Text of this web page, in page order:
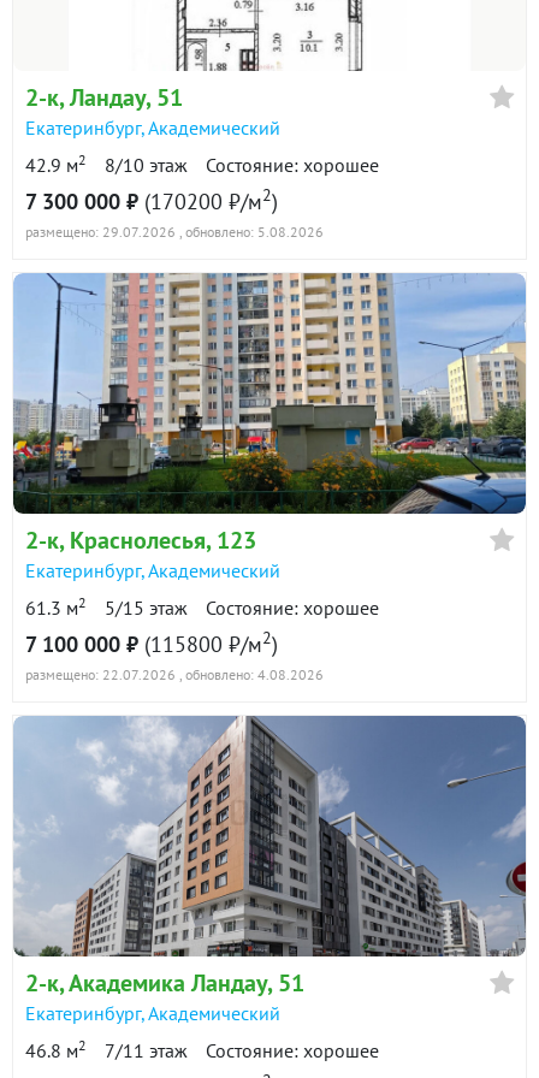
в продаже
Показать всю историю: 21 предложение →
2-к, Ландау, 51
Екатеринбург,Академический
42.9 м2 8/10 этаж Состояние: хорошее
7 300 000 ₽ (170200 ₽/м2)
размещено: 29.07.2026 , обновлено: 5.08.2026
2-к, Краснолесья, 123
Екатеринбург,Академический
61.3 м2 5/15 этаж Состояние: хорошее
7 100 000 ₽ (115800 ₽/м2)
размещено: 22.07.2026 , обновлено: 4.08.2026
2-к, Академика Ландау, 51
Екатеринбург,Академический
46.8 м2 7/11 этаж Состояние: хорошее